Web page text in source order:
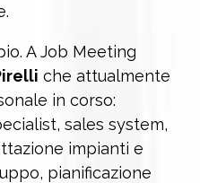
A Job Meeting
che attualmente
in corso:
sales system,
impianti e
pianificazione